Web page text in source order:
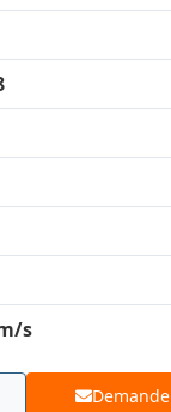
s
Demande